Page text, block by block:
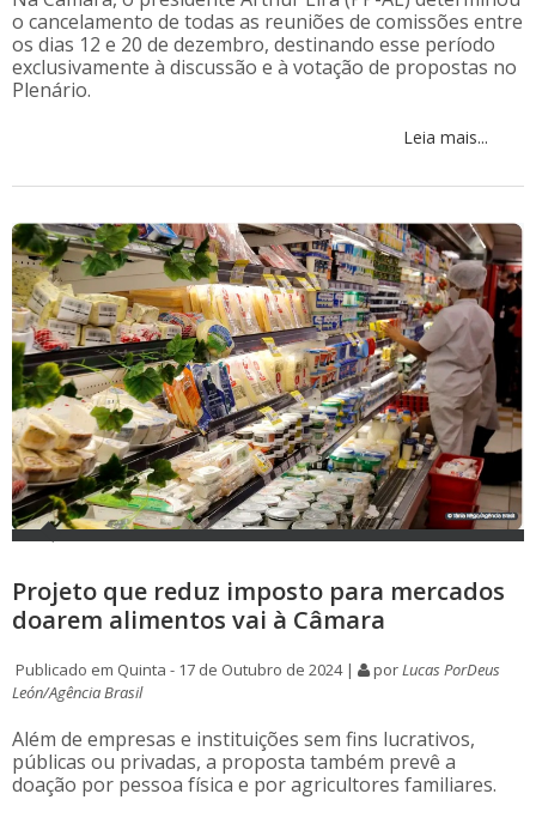
o cancelamento de todas as reuniões de comissões entre
os dias 12 e 20 de dezembro, destinando esse período
exclusivamente à discussão e à votação de propostas no
Plenário.
Leia mais...
Projeto que reduz imposto para mercados
doarem alimentos vai à Câmara
Publicado em Quinta - 17 de Outubro de 2024 | por Lucas PorDeus
León/Agência Brasil
Além de empresas e instituições sem fins lucrativos,
públicas ou privadas, a proposta também prevê a
doação por pessoa física e por agricultores familiares.